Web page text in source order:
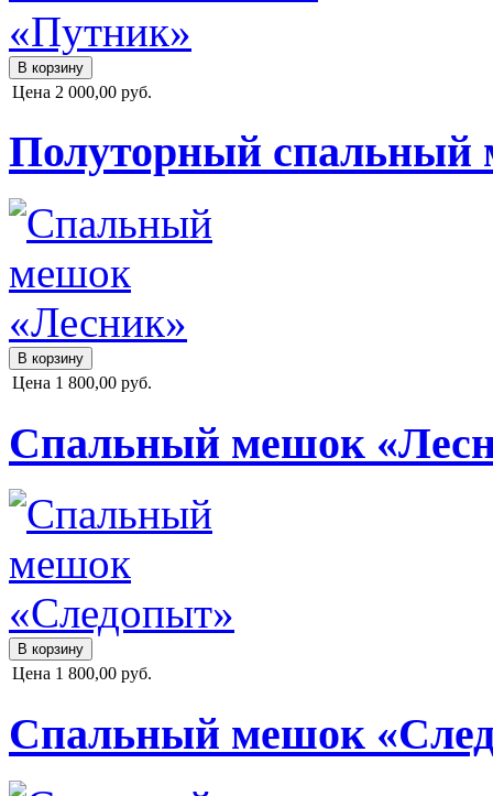
Цена 2 000,00 руб.
Полуторный спальный
Цена 1 800,00 руб.
Спальный мешок
Цена 1 800,00 руб.
Спальный мешок